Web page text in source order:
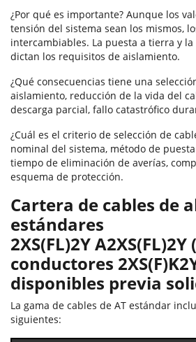
¿Por qué es importante? Aunque los
tensión del sistema sean los mismos,
intercambiables. La puesta a tierra y
dictan los requisitos de aislamiento.
¿Qué consecuencias tiene una
aislamiento, reducción de la vida del
descarga parcial, fallo catastrófico
¿Cuál es el criterio de selección de
nominal del sistema, método de
tiempo de eliminación de averías,
esquema de protección.
Cartera de cables de
estándares
2XS(FL)2Y A2XS(FL)2Y
conductores
disponibles previa
La gama de cables de AT estándar
siguientes: